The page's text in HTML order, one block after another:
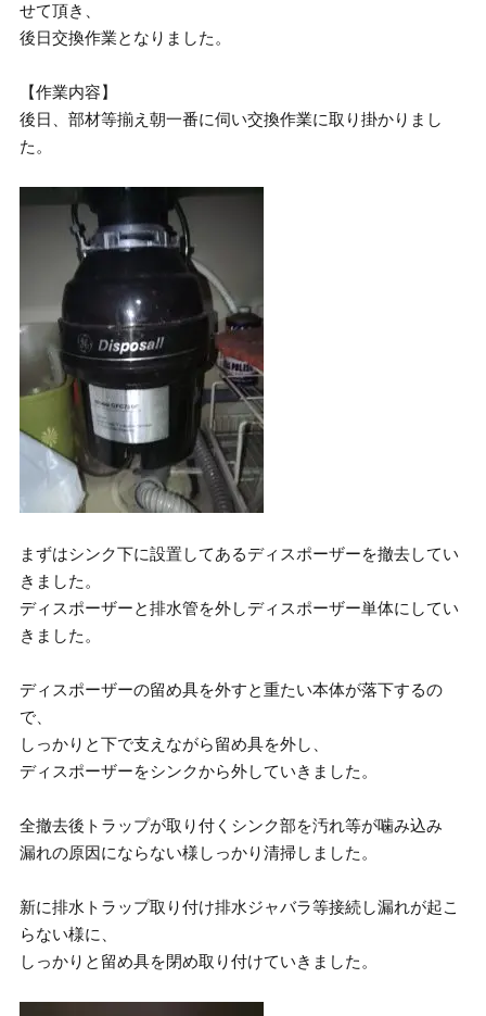
せて頂き、
後日交換作業となりました。
【作業内容】
後日、部材等揃え朝一番に伺い交換作業に取り掛かりまし
た。
まずはシンク下に設置してあるディスポーザーを撤去してい
きました。
ディスポーザーと排水管を外しディスポーザー単体にしてい
きました。
ディスポーザーの留め具を外すと重たい本体が落下するの
で、
しっかりと下で支えながら留め具を外し、
ディスポーザーをシンクから外していきました。
全撤去後トラップが取り付くシンク部を汚れ等が噛み込み
漏れの原因にならない様しっかり清掃しました。
新に排水トラップ取り付け排水ジャバラ等接続し漏れが起こ
らない様に、
しっかりと留め具を閉め取り付けていきました。